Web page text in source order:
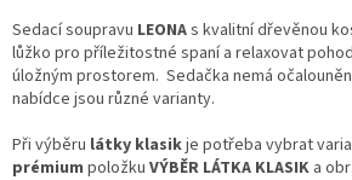
Sedací soupravu LEONAs kvalitní dřevěnou
lůžko pro příležitostné spaní a relaxovat
úložným prostorem. Sedačka nemá
nabídce jsou různé varianty.
Při výběru látky klasikje potřeba vybrat
prémium položku VÝBĚR LÁTKA KLASIK a